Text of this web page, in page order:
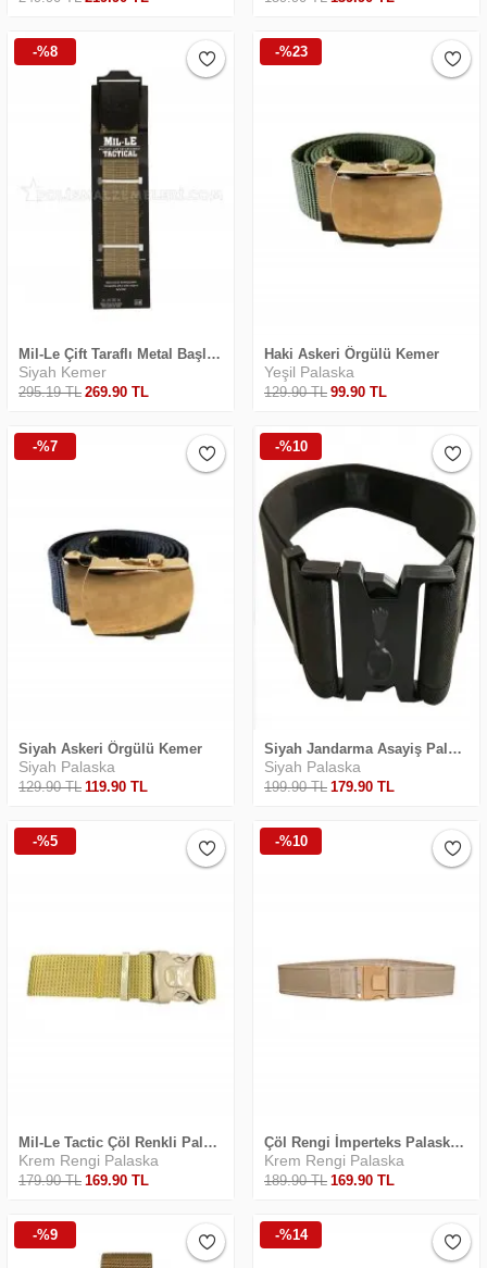
-%8
Mil-Le Çift Taraflı Metal Başlı Kemer
Siyah Kemer
295.19TL 269.90 TL
-%23
Haki Askeri Örgülü Kemer
Yeşil Palaska
129.90TL 99.90 TL
-%7
Siyah Askeri Örgülü Kemer
Siyah Palaska
129.90TL 119.90 TL
-%10
Siyah Jandarma Asayiş Palaskası
Siyah Palaska
199.90TL 179.90 TL
-%5
Mil-Le Tactic Çöl Renkli Palaska
Krem Rengi Palaska
179.90TL 169.90 TL
-%10
Çöl Rengi İmperteks Palaska Yeni
Krem Rengi Palaska
189.90TL 169.90 TL
-%9 -%14
Safari Yapay Zeka Ürün Bulma Asistanı
Merhaba! Ben Akıllı Yapay Zeka
Asistanınız. Sitemizdeki binlerce polis
malzemesi, taktik giyim ve ekipman